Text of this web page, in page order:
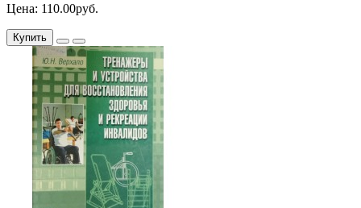
Цена: 110.00руб.
Купить